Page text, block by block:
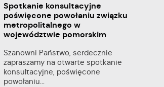
Spotkanie konsultacyjne
poświęcone powołaniu związku
metropolitalnego w
województwie pomorskim
Szanowni Państwo, serdecznie
zapraszamy na otwarte spotkanie
konsultacyjne, poświęcone
powołaniu...